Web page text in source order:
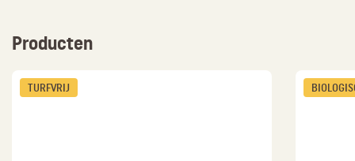
Producten
TURFVRIJ